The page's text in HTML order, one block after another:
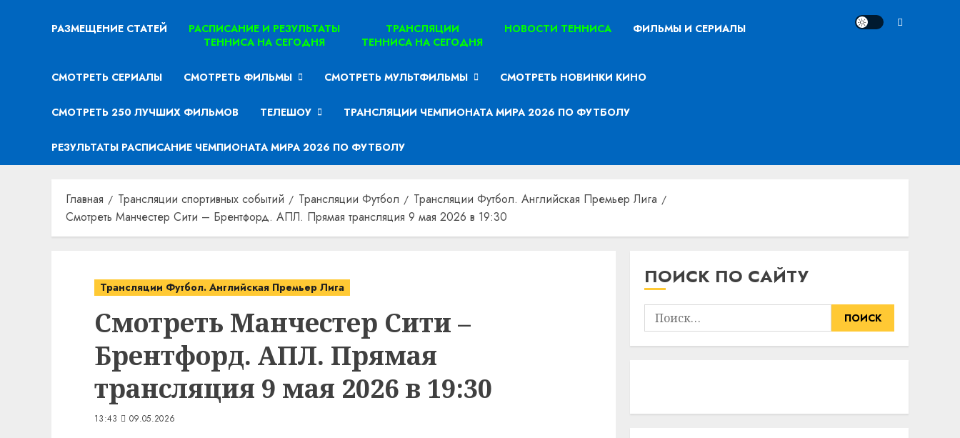
РАЗМЕЩЕНИЕ СТАТЕЙ
РАСПИСАНИЕ И РЕЗУЛЬТАТЫ
ТЕННИСА НА СЕГОДНЯ
ТРАНСЛЯЦИИ
ТЕННИСА НА СЕГОДНЯ
НОВОСТИ ТЕННИСА ФИЛЬМЫ И СЕРИАЛЫ
СМОТРЕТЬ СЕРИАЛЫ СМОТРЕТЬ ФИЛЬМЫ СМОТРЕТЬ МУЛЬТФИЛЬМЫ СМОТРЕТЬ НОВИНКИ КИНО
СМОТРЕТЬ 250 ЛУЧШИХ ФИЛЬМОВ ТЕЛЕШОУ ТРАНСЛЯЦИИ ЧЕМПИОНАТА МИРА 2026 ПО ФУТБОЛУ
РЕЗУЛЬТАТЫ РАСПИСАНИЕ ЧЕМПИОНАТА МИРА 2026 ПО ФУТБОЛУ
Главная Трансляции спортивных событий Трансляции Футбол
Трансляции Футбол. Английская Премьер Лига
Смотреть Манчестер Сити – Брентфорд. АПЛ. Прямая трансляция 9 мая 2026 в 19:30
Трансляции Футбол. Английская Премьер Лига
Смотреть Манчестер Сити –
Брентфорд. АПЛ. Прямая
трансляция 9 мая 2026 в 19:30
13:43 09.05.2026
ПОИСК ПО САЙТУ
Найти: